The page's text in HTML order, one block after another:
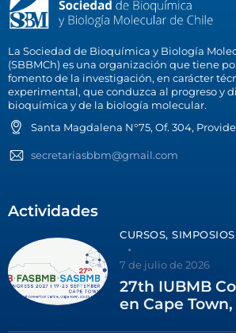
La Sociedad de Bioquímica y Biología
(SBBMCh) es una organización que tiene
fomento de la investigación, en carácter
experimental, que conduzca al progreso y
bioquímica y de la biología molecular.
Santa Magdalena N°75, Of. 304,
secretariasbbm@gmail.com
Actividades
CURSOS,
7 de julio de 2026
27th IUBMB
en Cape